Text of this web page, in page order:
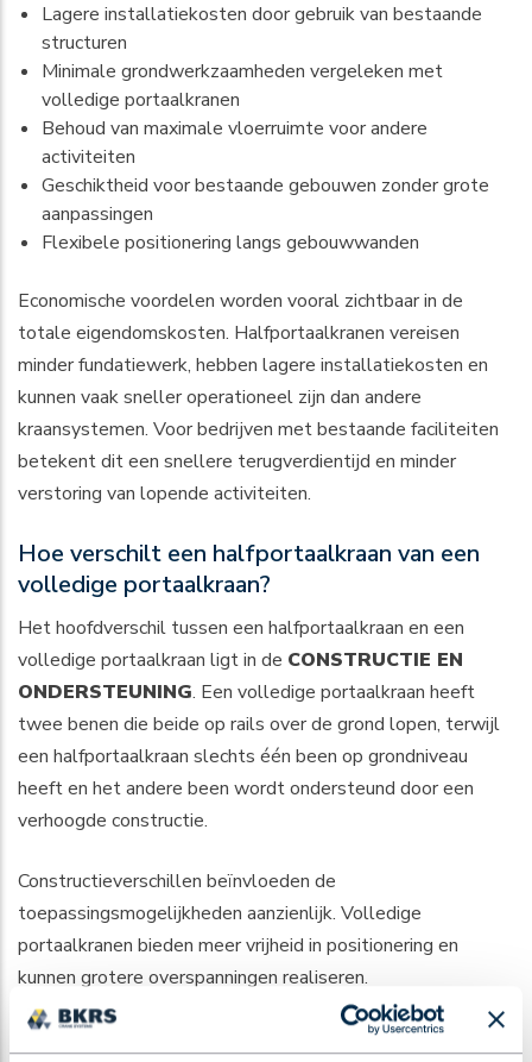
Lagere installatiekosten door gebruik van bestaande
structuren
Minimale grondwerkzaamheden vergeleken met
volledige portaalkranen
Behoud van maximale vloerruimte voor andere
activiteiten
Geschiktheid voor bestaande gebouwen zonder grote
aanpassingen
Flexibele positionering langs gebouwwanden
Economische voordelen worden vooral zichtbaar in de
totale eigendomskosten. Halfportaalkranen vereisen
minder fundatiewerk, hebben lagere installatiekosten en
kunnen vaak sneller operationeel zijn dan andere
kraansystemen. Voor bedrijven met bestaande faciliteiten
betekent dit een snellere terugverdientijd en minder
verstoring van lopende activiteiten.
Hoe verschilt een halfportaalkraan van een
volledige portaalkraan?
Het hoofdverschil tussen een halfportaalkraan en een
volledige portaalkraan ligt in de CONSTRUCTIE EN
ONDERSTEUNING. Een volledige portaalkraan heeft
twee benen die beide op rails over de grond lopen, terwijl
een halfportaalkraan slechts één been op grondniveau
heeft en het andere been wordt ondersteund door een
verhoogde constructie.
Constructieverschillen beïnvloeden de
toepassingsmogelijkheden aanzienlijk. Volledige
portaalkranen bieden meer vrijheid in positionering en
kunnen grotere overspanningen realiseren.
Halfportaalkranen zijn beperkter in beweging maar vereisen